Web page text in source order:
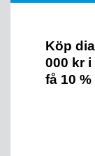
Köp
000 kr
få 10